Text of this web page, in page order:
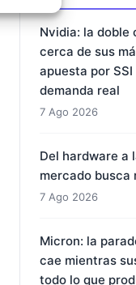
activo
Nvidia: la doble
cerca de sus
apuesta por
demanda real
7 Ago 2026
Del hardware a
mercado busca
7 Ago 2026
Micron: la
cae mientras
todo lo que